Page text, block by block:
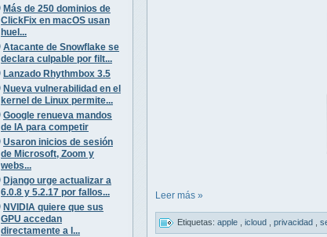
Más de 250 dominios de
ClickFix en macOS usan
huel...
Atacante de Snowflake se
declara culpable por filt...
Lanzado Rhythmbox 3.5
Nueva vulnerabilidad en el
kernel de Linux permite...
Google renueva mandos
de IA para competir
Usaron inicios de sesión
de Microsoft, Zoom y
webs...
Django urge actualizar a
6.0.8 y 5.2.17 por fallos...
NVIDIA quiere que sus
GPU accedan
directamente a l...
Leer más »
Etiquetas: apple icloud privacidad